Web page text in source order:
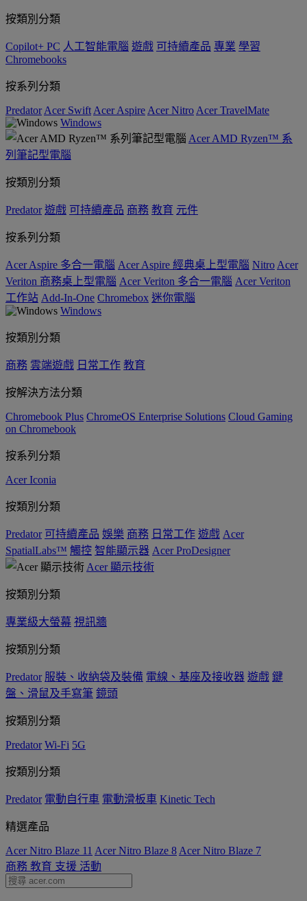
按類別分類
Copilot+ PC 人工智能電腦 遊戲 可持續產品 專業 學習
Chromebooks
按系列分類
Predator Acer Swift Acer Aspire Acer Nitro Acer TravelMate
Windows
Acer AMD Ryzen™ 系
列筆記型電腦
按類別分類
Predator 遊戲 可持續產品 商務 教育 元件
按系列分類
Acer Aspire 多合一電腦 Acer Aspire 經典桌上型電腦 Nitro Acer
Veriton 商務桌上型電腦 Acer Veriton 多合一電腦 Acer Veriton
工作站 Add-In-One Chromebox 迷你電腦
Windows
按類別分類
商務 雲端遊戲 日常工作 教育
按解決方法分類
Chromebook Plus ChromeOS Enterprise Solutions Cloud Gaming
on Chromebook
按系列分類
Acer Iconia
按類別分類
Predator 可持續產品 娛樂 商務 日常工作 遊戲 Acer
SpatialLabs™ 觸控 智能顯示器 Acer ProDesigner
Acer 顯示技術
按類別分類
專業級大螢幕 視訊牆
按類別分類
Predator 服裝、收納袋及裝備 電線、基座及接收器 遊戲 鍵
盤、滑鼠及手寫筆 鏡頭
按類別分類
Predator Wi-Fi 5G
按類別分類
Predator 電動自行車 電動滑板車 Kinetic Tech
精選產品
Acer Nitro Blaze 11 Acer Nitro Blaze 8 Acer Nitro Blaze 7
商務 教育 支援 活動